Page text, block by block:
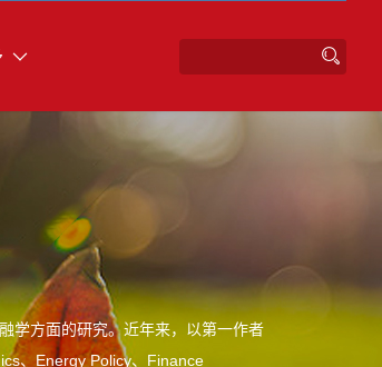
学方面的研究。近年来，以第一作者
、Energy Policy、Finance